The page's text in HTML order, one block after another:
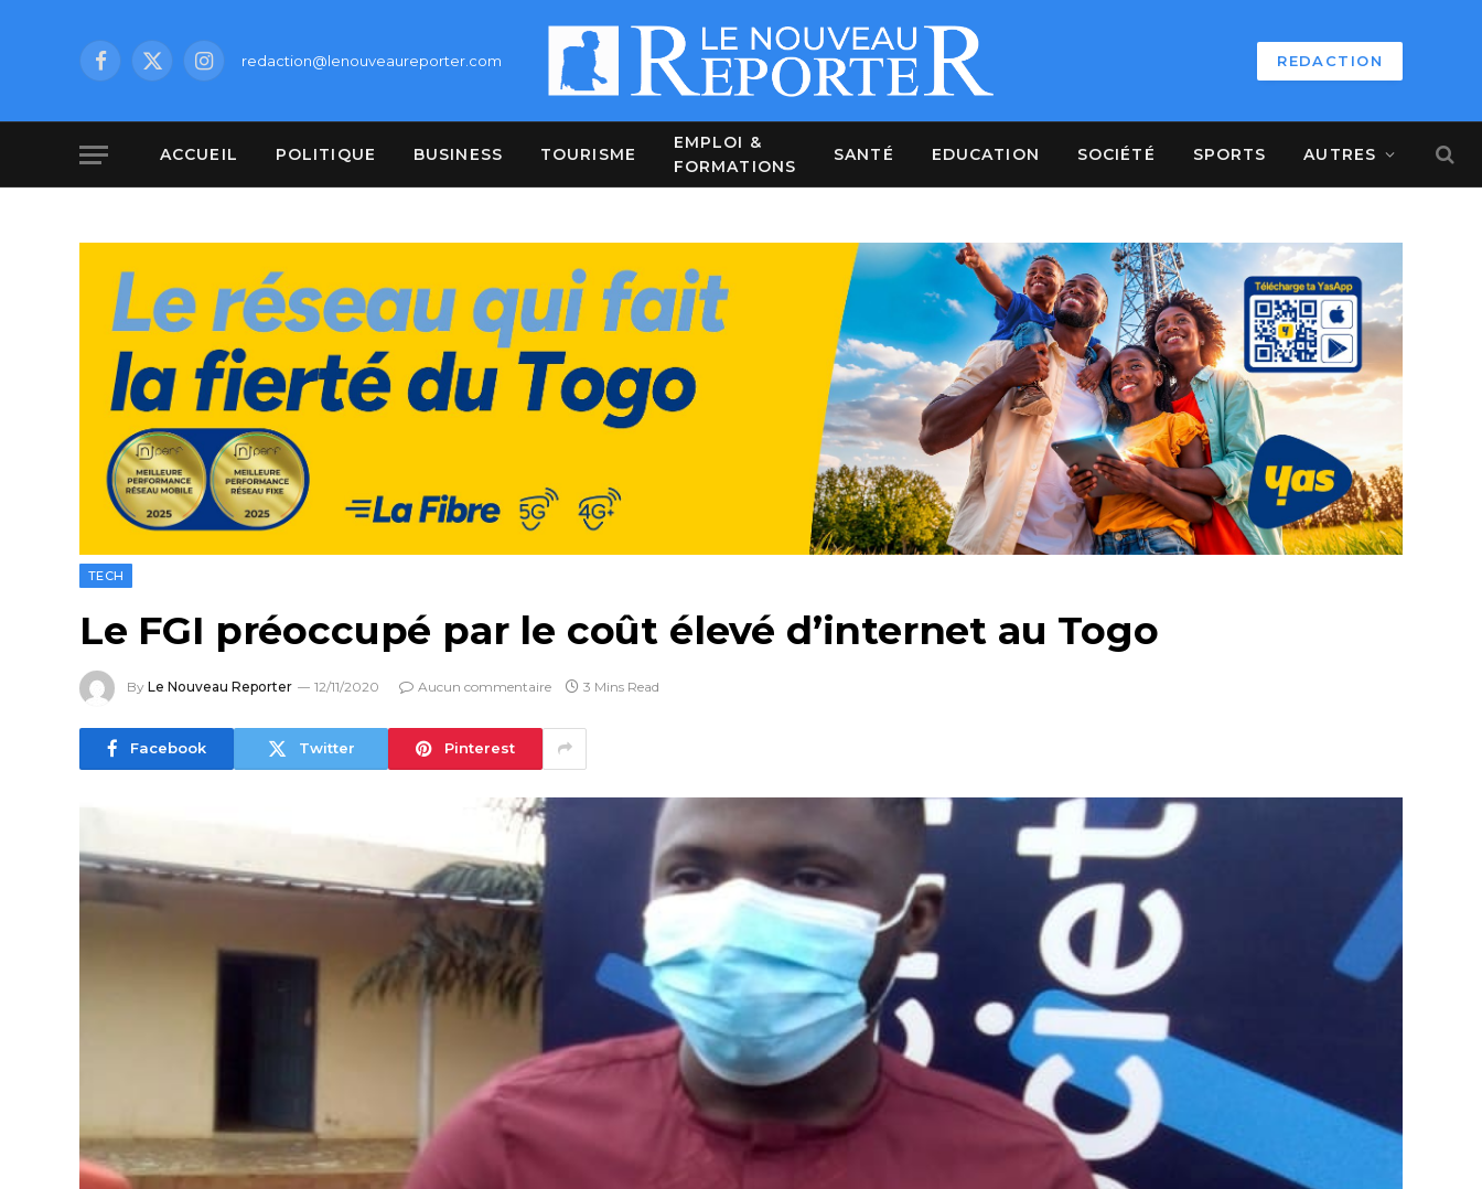
Facebook
X
Instagramredaction@lenouveaureporter.com REDACTION
ACCUEIL POLITIQUE BUSINESS TOURISME
EMPLOI &
FORMATIONS
SANTÉ EDUCATION SOCIÉTÉ SPORTS AUTRES
TECH
Le FGI préoccupé par le coût élevé d’internet au Togo
By Le Nouveau Reporter 12/11/2020 Aucun commentaire 3 Mins Read
Facebook Twitter Pinterest